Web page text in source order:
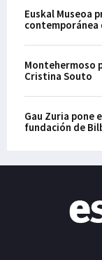
Euskal Museoa
contemporánea
Montehermoso
Cristina Souto
Gau Zuria pone
fundación de